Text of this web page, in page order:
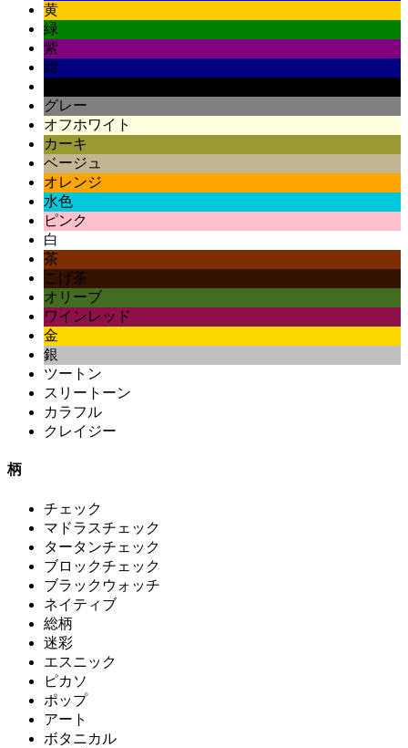
黄
緑
紫
紺
グレー
オフホワイト
カーキ
ベージュ
オレンジ
水色
ピンク
白
茶
こげ茶
オリーブ
ワインレッド
金
銀
ツートン
スリートーン
カラフル
クレイジー
柄
チェック
マドラスチェック
タータンチェック
ブロックチェック
ブラックウォッチ
ネイティブ
総柄
迷彩
エスニック
ピカソ
ポップ
アート
ボタニカル